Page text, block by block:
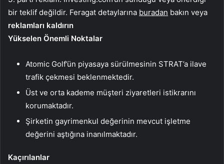
bir teklif değildir. Feragat detaylarına buradan bakın veya
reklamları kaldırın
Yükselen Önemli Noktalar
Atomic Golf’ün piyasaya sürülmesinin STRAT’a ilave
trafik çekmesi beklenmektedir.
Üst ve orta kademe müşteri ziyaretleri istikrarını
korumaktadır.
Şirketin gayrimenkul değerinin mevcut işletme
değerini aştığına inanılmaktadır.
Kaçırılanlar